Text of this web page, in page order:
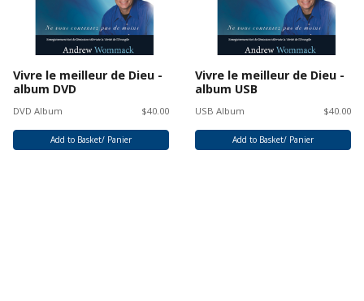
Vivre le meilleur de Dieu -
album DVD
DVD Album $40.00
Add to Basket/ Panier
Vivre le meilleur de Dieu -
album USB
USB Album $40.00
Add to Basket/ Panier